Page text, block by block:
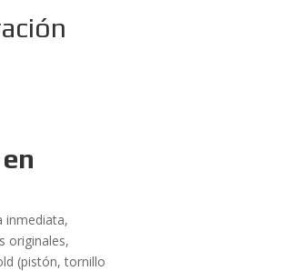
inmediata,
originales,
(pistón, tornillo